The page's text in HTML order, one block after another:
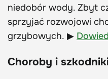
niedobór wody. Zbyt
sprzyjać rozwojowi
grzybowych. ▶
Choroby i